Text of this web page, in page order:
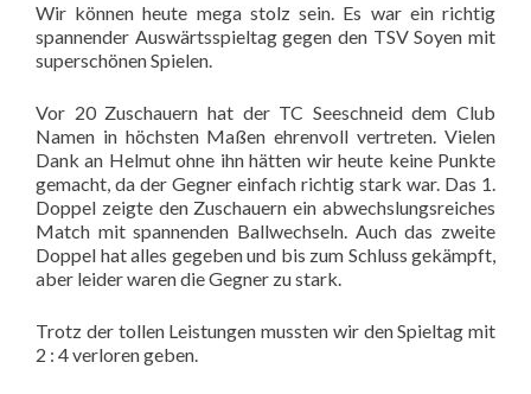
Wir können heute mega stolz sein. Es war ein richtig
spannender Auswärtsspieltag gegen den TSV Soyen mit
superschönen Spielen.
Vor 20 Zuschauern hat der TC Seeschneid dem Club
Namen in höchsten Maßen ehrenvoll vertreten. Vielen
Dank an Helmut ohne ihn hätten wir heute keine Punkte
gemacht, da der Gegner einfach richtig stark war. Das 1.
Doppel zeigte den Zuschauern ein abwechslungsreiches
Match mit spannenden Ballwechseln. Auch das zweite
Doppel hat alles gegeben und bis zum Schluss gekämpft,
aber leider waren die Gegner zu stark.
Trotz der tollen Leistungen mussten wir den Spieltag mit
2 : 4 verloren geben.